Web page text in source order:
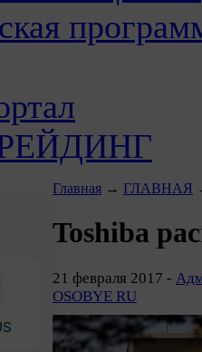
Главная → ГЛАВНАЯ
Toshiba
21 февраля 2017 -
OSOBYE RU